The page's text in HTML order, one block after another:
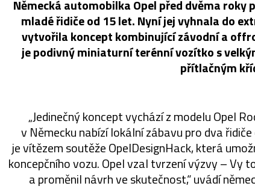
Německá automobilka Opel před dvěma roky
mladé řidiče od 15 let. Nyní jej vyhnala do
vytvořila koncept kombinující závodní a
je podivný miniaturní terénní vozítko s
přítlačným
„Jedinečný koncept vychází z modelu Opel
v Německu nabízí lokální zábavu pro dva
je vítězem soutěže OpelDesignHack, která
koncepčního vozu. Opel vzal tvrzení výzvy –
a proměnil návrh ve skutečnost,“ uvádí